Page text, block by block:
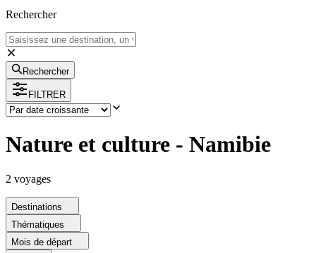
Rechercher
Rechercher
FILTRER
Nature et culture - Namibie
2 voyages
Destinations
Thématiques
Mois de départ